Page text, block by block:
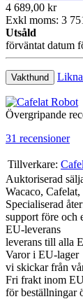
4 689,00 kr
Exkl moms: 3
Utsåld
förväntat datum
Vakthund
Övergripande
31 recensioner
Tillverkare:
Auktoriserad
Wacaco,
Specialiserad
support före och
EU-leverans
leverans till alla
Varor i EU-lager
vi skickar från
Fri frakt inom
för beställningar